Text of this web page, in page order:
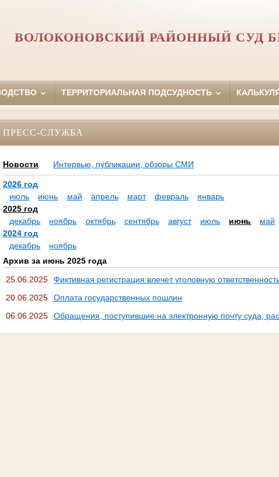
ВОЛОКОНОВСКИЙ РАЙОННЫЙ СУД
ТЕРРИТОРИАЛЬНАЯ ПОДСУДНОСТЬ
ПРЕСС-СЛУЖБА
Новости Интервью, публикации, обзоры СМИ
2026 год
июль
июнь май апрель март февраль
январь
2025 год
декабрь
ноябрь октябрь сентябрь август июль июнь май
2024 год
декабрь
ноябрь
Архив за июнь 2025 года
25.06.2025
Фиктивная регистрация влечет уголовную
20.06.2025
Оплата государственных пошлин
06.06.2025
Обращения, поступившие на электронную почту суда,